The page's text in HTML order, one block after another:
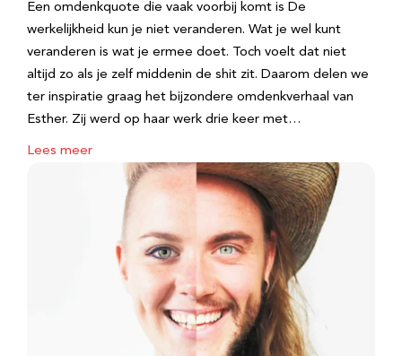
Een omdenkquote die vaak voorbij komt is De
werkelijkheid kun je niet veranderen. Wat je wel kunt
veranderen is wat je ermee doet. Toch voelt dat niet
altijd zo als je zelf middenin de shit zit. Daarom delen we
ter inspiratie graag het bijzondere omdenkverhaal van
Esther. Zij werd op haar werk drie keer met…
Lees meer